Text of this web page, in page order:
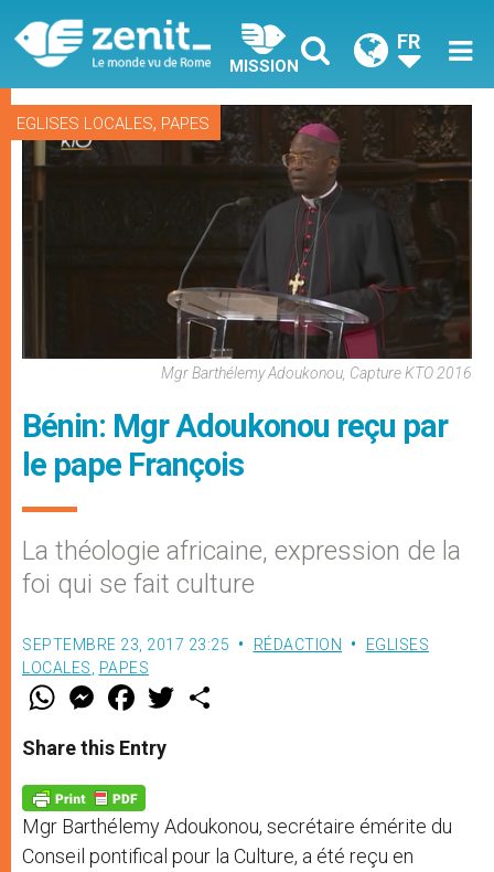
MISSION
FR
EGLISES LOCALES, PAPES
Mgr Barthélemy Adoukonou, Capture KTO 2016
Bénin: Mgr Adoukonou reçu par
le pape François
La théologie africaine, expression de la
foi qui se fait culture
SEPTEMBRE 23, 2017 23:25 RÉDACTION
EGLISES
LOCALES
PAPES
W
t
s
p
p
M
e
s
e
g
e
r
F
a
e
b
o
k
w
Share this Entry
Mgr Barthélemy Adoukonou, secrétaire émérite du
Conseil pontifical pour la Culture, a été reçu en